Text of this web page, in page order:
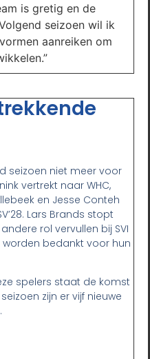
is gretig en de
seizoen wil ik
aanreiken om
seizoen niet meer voor
vertrekt naar WHC,
en Jesse Conteh
Lars Brands stopt
rol vervullen bij SVI
worden bedankt voor hun
spelers staat de komst
zijn er vijf nieuwe